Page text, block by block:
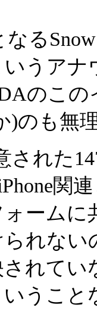
る
うア
のこ
)のも無
された
関
ーム
れな
れてい
うこ